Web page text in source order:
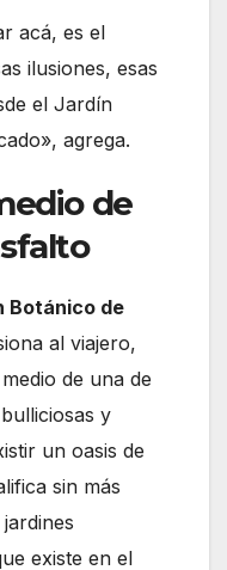
acá, es el
ilusiones, esas
el Jardín
agrega.
de
Botánico de
al viajero,
de una de
y
un oasis de
sin más
existe en el